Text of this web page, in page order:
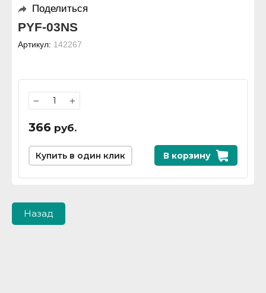
Поделиться
PYF-03NS
Артикул: 142267
− +
366 руб.
В корзину
Купить в один клик
Назад